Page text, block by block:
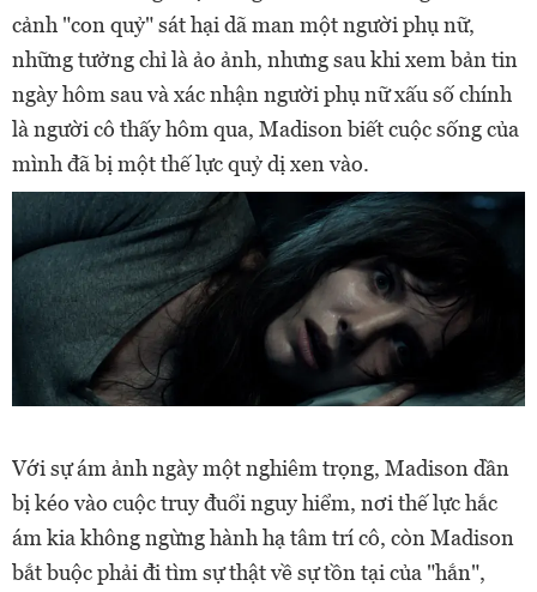
cảnh "con quỷ" sát hại dã man một người phụ nữ,
những tưởng chỉ là ảo ảnh, nhưng sau khi xem bản tin
ngày hôm sau và xác nhận người phụ nữ xấu số chính
là người cô thấy hôm qua, Madison biết cuộc sống của
mình đã bị một thế lực quỷ dị xen vào.
Với sự ám ảnh ngày một nghiêm trọng, Madison dần
bị kéo vào cuộc truy đuổi nguy hiểm, nơi thế lực hắc
ám kia không ngừng hành hạ tâm trí cô, còn Madison
bắt buộc phải đi tìm sự thật về sự tồn tại của "hắn",